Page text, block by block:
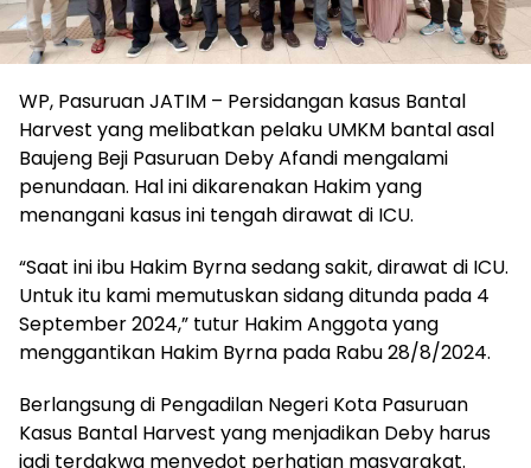
WP, Pasuruan JATIM – Persidangan kasus Bantal
Harvest yang melibatkan pelaku UMKM bantal asal
Baujeng Beji Pasuruan Deby Afandi mengalami
penundaan. Hal ini dikarenakan Hakim yang
menangani kasus ini tengah dirawat di ICU.
“Saat ini ibu Hakim Byrna sedang sakit, dirawat di ICU.
Untuk itu kami memutuskan sidang ditunda pada 4
September 2024,” tutur Hakim Anggota yang
menggantikan Hakim Byrna pada Rabu 28/8/2024.
Berlangsung di Pengadilan Negeri Kota Pasuruan
Kasus Bantal Harvest yang menjadikan Deby harus
jadi terdakwa menyedot perhatian masyarakat.